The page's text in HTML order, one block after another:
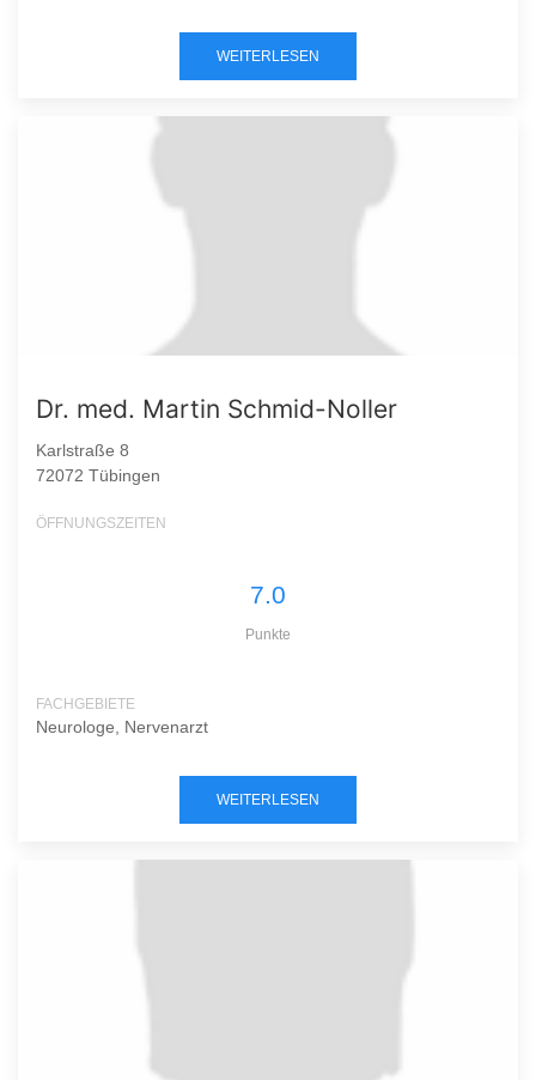
WEITERLESEN
Dr. med. Martin Schmid-Noller
Karlstraße 8
72072 Tübingen
ÖFFNUNGSZEITEN
7.0
Punkte
FACHGEBIETE
Neurologe, Nervenarzt
WEITERLESEN